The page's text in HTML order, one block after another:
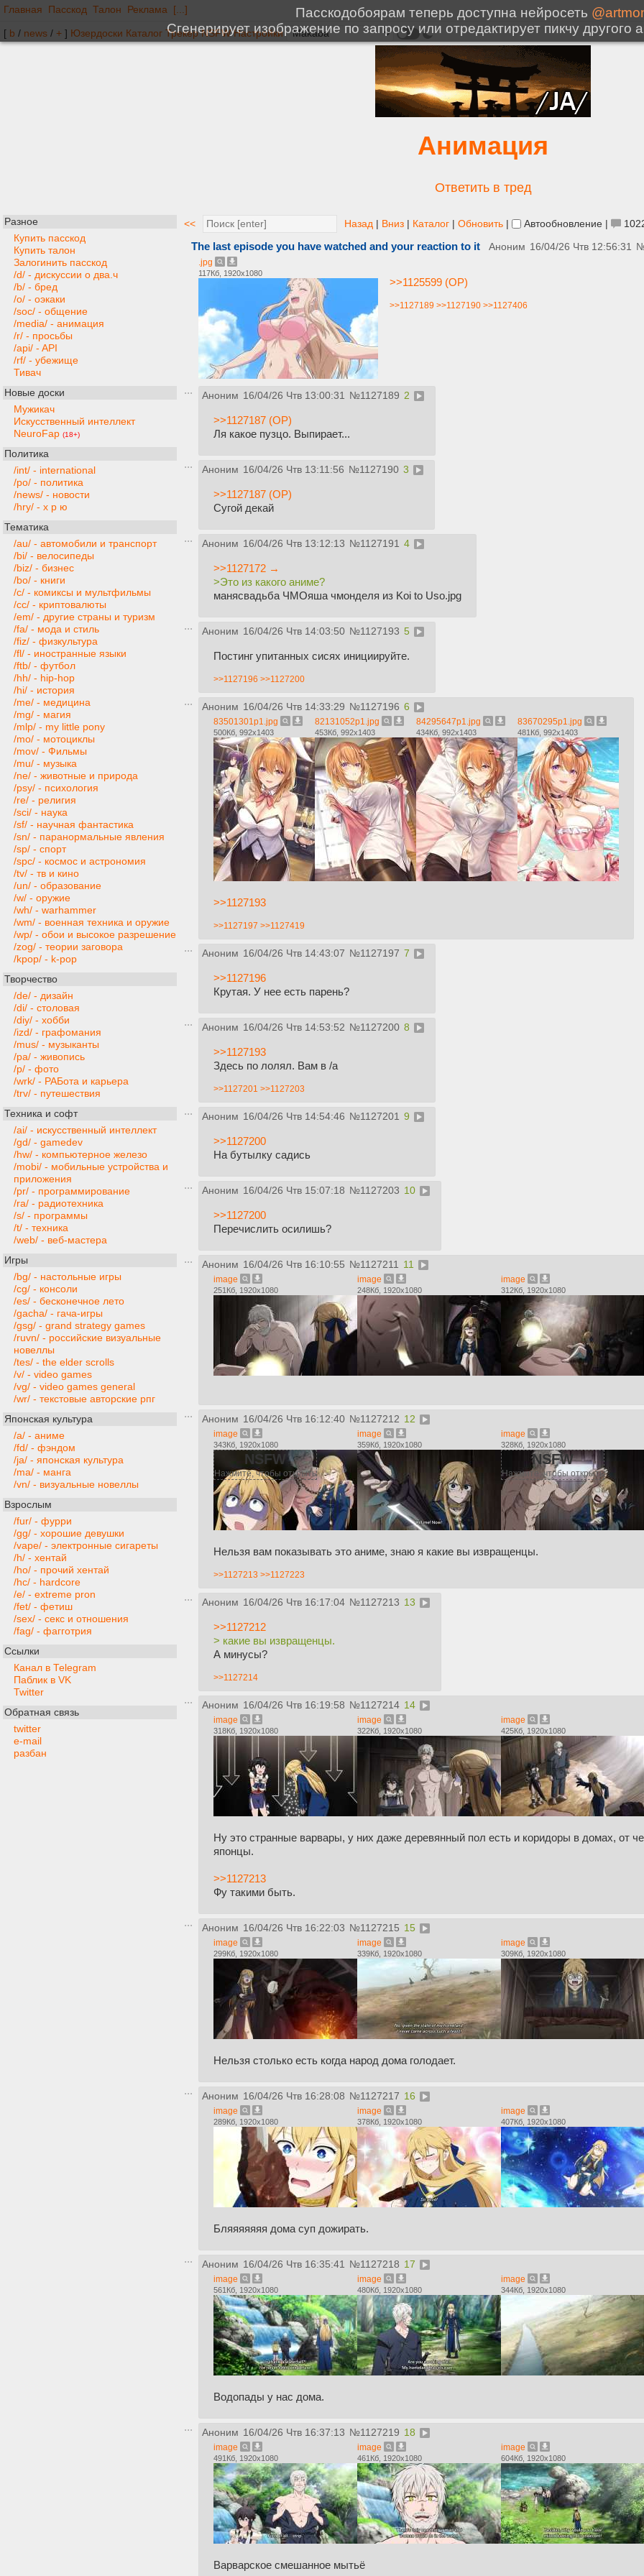
Главная Пасскод Талон Реклама [...]
[ b / news / + ] Юзердоски Каталог Трекер NSFW Настройки
Анимация
Ответить в тред
Разное
Купить пасскод
Купить талон
Залогинить пасскод
/d/ - дискуссии о два.ч
/b/ - бред
/o/ - оэкаки
/soc/ - общение
/media/ - анимация
/r/ - просьбы
/api/ - API
/rf/ - убежище
Тивач
Новые доски
Мужикач
Искусственный интеллект
NeuroFap (18+)
Политика
/int/ - international
/po/ - политика
/news/ - новости
/hry/ - х р ю
Тематика
/au/ - автомобили и транспорт
/bi/ - велосипеды
/biz/ - бизнес
/bo/ - книги
/c/ - комиксы и мультфильмы
/cc/ - криптовалюты
/em/ - другие страны и туризм
/fa/ - мода и стиль
/fiz/ - физкультура
/fl/ - иностранные языки
/ftb/ - футбол
/hh/ - hip-hop
/hi/ - история
/me/ - медицина
/mg/ - магия
/mlp/ - my little pony
/mo/ - мотоциклы
/mov/ - Фильмы
/mu/ - музыка
/ne/ - животные и природа
/psy/ - психология
/re/ - религия
/sci/ - наука
/sf/ - научная фантастика
/sn/ - паранормальные явления
/sp/ - спорт
/spc/ - космос и астрономия
/tv/ - тв и кино
/un/ - образование
/w/ - оружие
/wh/ - warhammer
/wm/ - военная техника и оружие
/wp/ - обои и высокое разрешение
/zog/ - теории заговора
/kpop/ - k-pop
Творчество
/de/ - дизайн
/di/ - столовая
/diy/ - хобби
/izd/ - графомания
/mus/ - музыканты
/pa/ - живопись
/p/ - фото
/wrk/ - РАБота и карьера
/trv/ - путешествия
Техника и софт
/ai/ - искусственный интеллект
/gd/ - gamedev
/hw/ - компьютерное железо
/mobi/ - мобильные устройства и
приложения
/pr/ - программирование
/ra/ - радиотехника
/s/ - программы
/t/ - техника
/web/ - веб-мастера
Игры
/bg/ - настольные игры
/cg/ - консоли
/es/ - бесконечное лето
/gacha/ - гача-игры
/gsg/ - grand strategy games
/ruvn/ - российские визуальные
новеллы
/tes/ - the elder scrolls
/v/ - video games
/vg/ - video games general
/wr/ - текстовые авторские рпг
Японская культура
/a/ - аниме
/fd/ - фэндом
/ja/ - японская культура
/ma/ - манга
/vn/ - визуальные новеллы
Взрослым
/fur/ - фурри
/gg/ - хорошие девушки
/vape/ - электронные сигареты
/h/ - хентай
/ho/ - прочий хентай
/hc/ - hardcore
/e/ - extreme pron
/fet/ - фетиш
/sex/ - секс и отношения
/fag/ - фагготрия
Ссылки
Канал в Telegram
Паблик в VK
Twitter
Обратная связь
twitter
e-mail
разбан
<< Назад | Вниз | Каталог | Обновить | Автообновление |
The last episode you have watched and your reaction to it Аноним 16/04/26 Чтв 12:56:31
.jpg
117Кб, 1920x1080
>>1125599 (OP)
>>1127189 >>1127190 >>1127406
Аноним 16/04/26 Чтв 13:00:31 №1127189 2
>>1127187 (OP)
Ля какое пузцо. Выпирает...
Аноним 16/04/26 Чтв 13:11:56 №1127190 3
>>1127187 (OP)
Сугой декай
Аноним 16/04/26 Чтв 13:12:13 №1127191 4
>>1127172 →
>Это из какого аниме?
манясвадьба ЧМОяша чмонделя из Koi to Uso.jpg
Аноним 16/04/26 Чтв 14:03:50 №1127193 5
Постинг упитанных сисях инициируйте.
>>1127196 >>1127200
Аноним 16/04/26 Чтв 14:33:29 №1127196 6
83501301p1.jpg
500Кб, 992x1403
82131052p1.jpg
453Кб, 992x1403
84295647p1.jpg
434Кб, 992x1403
83670295p1.jpg
481Кб, 992x1403
>>1127193
>>1127197 >>1127419
Аноним 16/04/26 Чтв 14:43:07 №1127197 7
>>1127196
Крутая. У нее есть парень?
Аноним 16/04/26 Чтв 14:53:52 №1127200 8
>>1127193
Здесь по лолял. Вам в /a
>>1127201 >>1127203
Аноним 16/04/26 Чтв 14:54:46 №1127201 9
>>1127200
На бутылку садись
Аноним 16/04/26 Чтв 15:07:18 №1127203 10
>>1127200
Перечислить осилишь?
Аноним 16/04/26 Чтв 16:10:55 №1127211 11
image
251Кб, 1920x1080
image
248Кб, 1920x1080
image
312Кб, 1920x1080
Аноним 16/04/26 Чтв 16:12:40 №1127212 12
image
343Кб, 1920x1080
NSFW
Нажмите, чтобы открыть
image
359Кб, 1920x1080
image
328Кб, 1920x1080
NSFW
Нажмите, чтобы открыть
Нельзя вам показывать это аниме, знаю я какие вы извращенцы.
>>1127213 >>1127223
Аноним 16/04/26 Чтв 16:17:04 №1127213 13
>>1127212
> какие вы извращенцы.
А минусы?
>>1127214
Аноним 16/04/26 Чтв 16:19:58 №1127214 14
image
318Кб, 1920x1080
image
322Кб, 1920x1080
image
425Кб, 1920x1080
Ну это странные варвары, у них даже деревянный пол есть и коридоры в домах, от
японцы.
>>1127213
Фу такими быть.
Аноним 16/04/26 Чтв 16:22:03 №1127215 15
image
299Кб, 1920x1080
image
339Кб, 1920x1080
image
309Кб, 1920x1080
Нельзя столько есть когда народ дома голодает.
Аноним 16/04/26 Чтв 16:28:08 №1127217 16
image
289Кб, 1920x1080
image
378Кб, 1920x1080
image
407Кб, 1920x1080
Бляяяяяяя дома суп дожирать.
Аноним 16/04/26 Чтв 16:35:41 №1127218 17
image
561Кб, 1920x1080
image
480Кб, 1920x1080
image
344Кб, 1920x1080
Водопады у нас дома.
Аноним 16/04/26 Чтв 16:37:13 №1127219 18
image
491Кб, 1920x1080
image
461Кб, 1920x1080
image
604Кб, 1920x1080
Варварское смешанное мытьё